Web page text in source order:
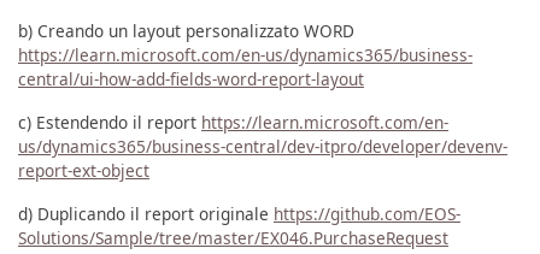
b) Creando un layout personalizzato WORD
https://learn.microsoft.com/en-us/dynamics365/business-
central/ui-how-add-fields-word-report-layout
c) Estendendo il report https://learn.microsoft.com/en-
us/dynamics365/business-central/dev-itpro/developer/devenv-
report-ext-object
d) Duplicando il report originale https://github.com/EOS-
Solutions/Sample/tree/master/EX046.PurchaseRequest